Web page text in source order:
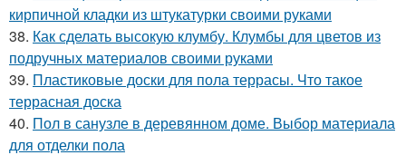
кирпичной кладки из штукатурки своими руками
38. Как сделать высокую клумбу. Клумбы для цветов из
подручных материалов своими руками
39. Пластиковые доски для пола террасы. Что такое
террасная доска
40. Пол в санузле в деревянном доме. Выбор материала
для отделки пола